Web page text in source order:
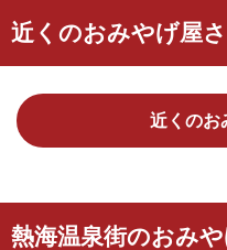
近くのおみやげ屋
近くのお
熱海温泉街のおみ